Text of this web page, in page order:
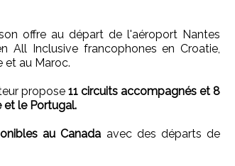
offre au départ de l'aéroport Nantes
All Inclusive francophones en Croatie,
et au Maroc.
propose 11 circuits accompagnés et 8
et le Portugal.
au Canada avec des départs de